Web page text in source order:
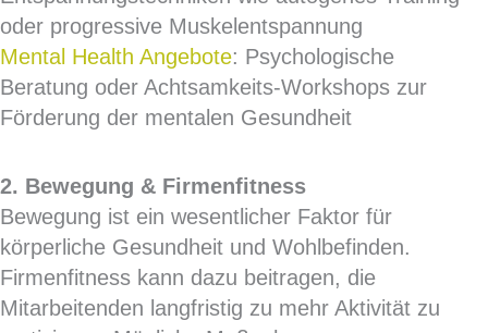
oder progressive Muskelentspannung
Mental Health Angebote: Psychologische
Beratung oder Achtsamkeits-Workshops zur
Förderung der mentalen Gesundheit
2. Bewegung & Firmenfitness
Bewegung ist ein wesentlicher Faktor für
körperliche Gesundheit und Wohlbefinden.
Firmenfitness kann dazu beitragen, die
Mitarbeitenden langfristig zu mehr Aktivität zu